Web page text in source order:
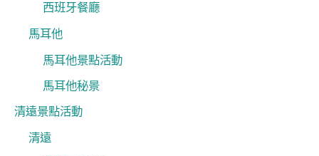
西班牙餐廳
馬耳他
馬耳他景點活動
馬耳他秘景
清遠景點活動
清遠